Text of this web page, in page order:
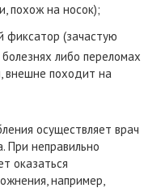
похож на носок);
(зачастую
либо переломах
внешне походит на
осуществляет врач
При неправильно
оказаться
например,